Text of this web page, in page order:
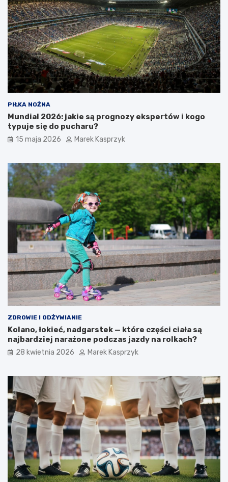
PIŁKA NOŻNA
Mundial 2026: jakie są prognozy ekspertów i kogo
typuje się do pucharu?
15 maja 2026 Marek Kasprzyk
ZDROWIE I ODŻYWIANIE
Kolano, łokieć, nadgarstek — które części ciała są
najbardziej narażone podczas jazdy na rolkach?
28 kwietnia 2026 Marek Kasprzyk